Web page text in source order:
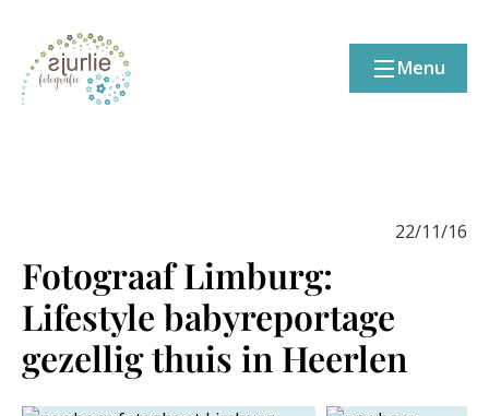
Menu
22/11/16
Fotograaf Limburg:
Lifestyle babyreportage
gezellig thuis in Heerlen